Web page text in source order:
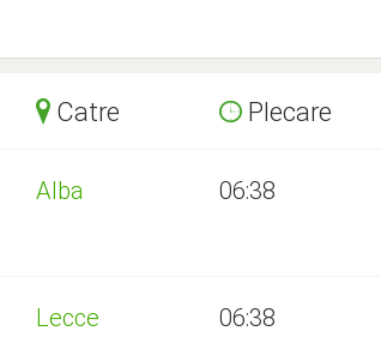
Catre Plecare
Alba 06:38
Lecce 06:38